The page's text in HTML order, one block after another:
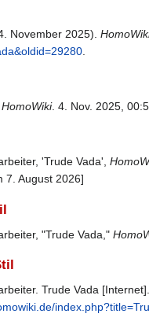
November 2025).
HomoWiki. 4. Nov. 2025,
'Trude Vada',
7. August 2026]
"Trude Vada,"
Trude Vada